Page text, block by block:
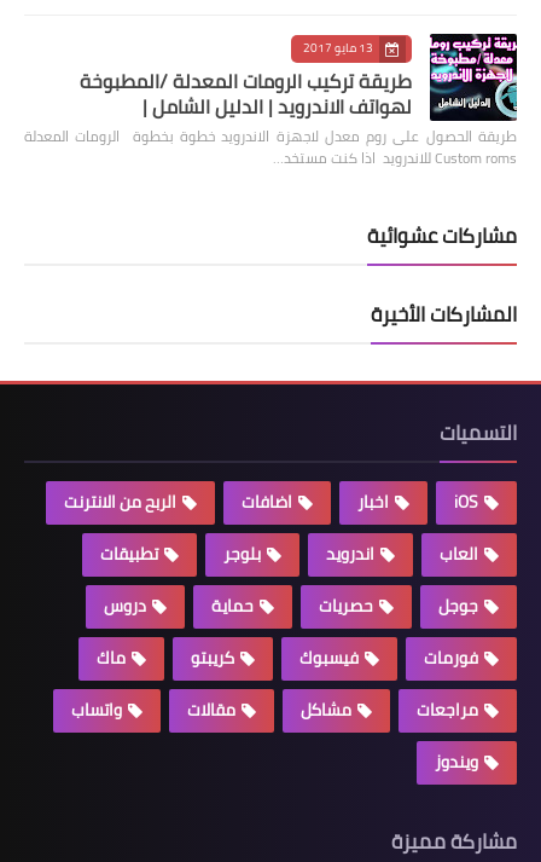
13 مايو 2017
طريقة تركيب الرومات المعدلة /المطبوخة
لهواتف الاندرويد | الدليل الشامل |
طريقة الحصول على روم معدل لاجهزة الاندرويد خطوة بخطوة الرومات المعدلة
Custom roms للاندرويد اذا كنت مستخد…
مشاركات عشوائية
المشاركات الأخيرة
التسميات
iOS اخبار اضافات
الربح من الانترنت
العاب
اندرويد بلوجر
تطبيقات
جوجل
حصريات حماية
دروس
فورمات
فيسبوك كريبتو
ماك
مراجعات
مشاكل مقالات
واتساب
ويندوز
مشاركة مميزة